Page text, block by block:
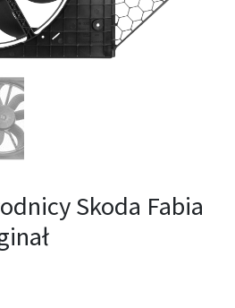
Skoda Fabia